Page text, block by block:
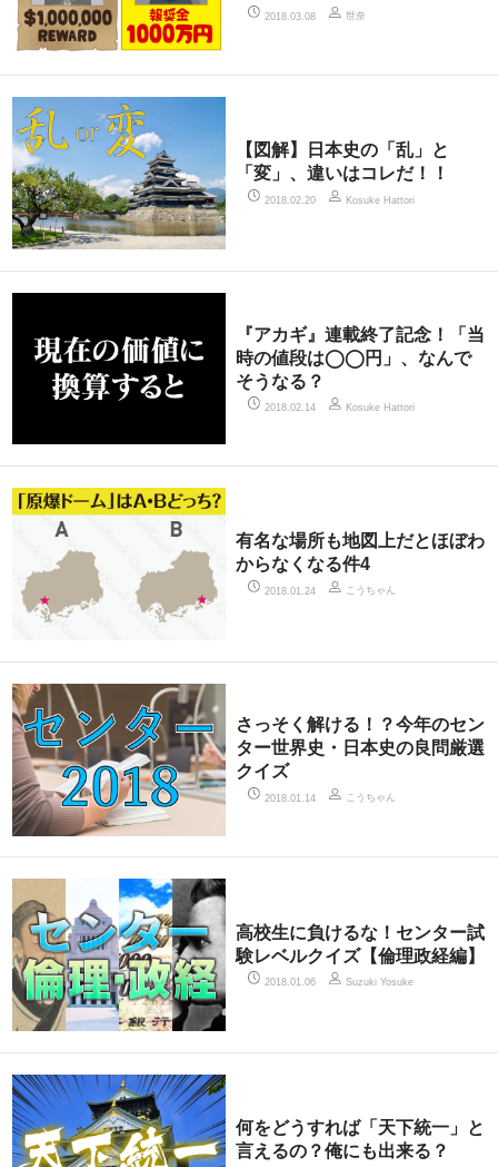
2018.03.08 世奈
【図解】日本史の「乱」と
「変」、違いはコレだ！！
2018.02.20 Kosuke Hattori
『アカギ』連載終了記念！「当
時の値段は◯◯円」、なんで
そうなる？
2018.02.14 Kosuke Hattori
有名な場所も地図上だとほぼわ
からなくなる件4
2018.01.24 こうちゃん
さっそく解ける！？今年のセン
ター世界史・日本史の良問厳選
クイズ
2018.01.14 こうちゃん
高校生に負けるな！センター試
験レベルクイズ【倫理政経編】
2018.01.06 Suzuki Yosuke
何をどうすれば「天下統一」と
言えるの？俺にも出来る？